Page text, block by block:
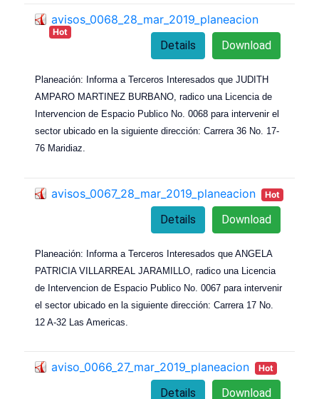
avisos_0068_28_mar_2019_planeacion
Hot
Download
Details
Planeación: Informa a Terceros Interesados que JUDITH
AMPARO MARTINEZ BURBANO, radico una Licencia de
Intervencion de Espacio Publico No. 0068 para intervenir el
sector ubicado en la siguiente dirección: Carrera 36 No. 17-
76 Maridiaz.
avisos_0067_28_mar_2019_planeacion Hot
Download
Details
Planeación: Informa a Terceros Interesados que ANGELA
PATRICIA VILLARREAL JARAMILLO, radico una Licencia
de Intervencion de Espacio Publico No. 0067 para intervenir
el sector ubicado en la siguiente dirección: Carrera 17 No.
12 A-32 Las Americas.
aviso_0066_27_mar_2019_planeacion Hot
Download
Details